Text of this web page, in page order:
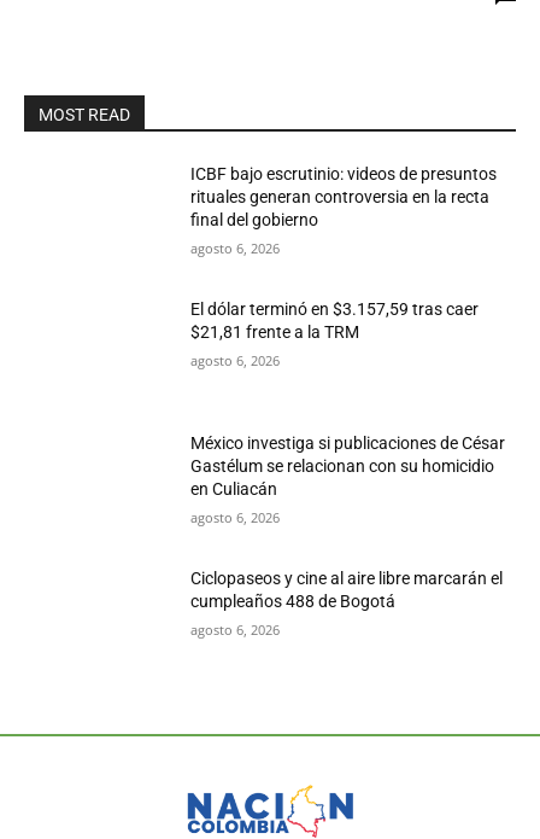
MOST READ
ICBF bajo escrutinio: videos de presuntos
rituales generan controversia en la recta
final del gobierno
agosto 6, 2026
El dólar terminó en $3.157,59 tras caer
$21,81 frente a la TRM
agosto 6, 2026
México investiga si publicaciones de César
Gastélum se relacionan con su homicidio
en Culiacán
agosto 6, 2026
Ciclopaseos y cine al aire libre marcarán el
cumpleaños 488 de Bogotá
agosto 6, 2026